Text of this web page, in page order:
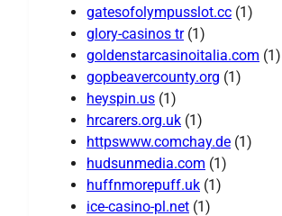
gatesofolympusslot.cc (1)
glory-casinos tr(1)
goldenstarcasinoitalia.com (1)
gopbeavercounty.org (1)
heyspin.us (1)
hrcarers.org.uk (1)
httpswww.comchay.de (1)
hudsunmedia.com (1)
huffnmorepuff.uk (1)
ice-casino-pl.net (1)